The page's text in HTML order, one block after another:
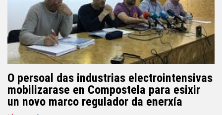
O persoal das industrias electrointensivas
mobilizarase en Compostela para esixir
un novo marco regulador da enerxía